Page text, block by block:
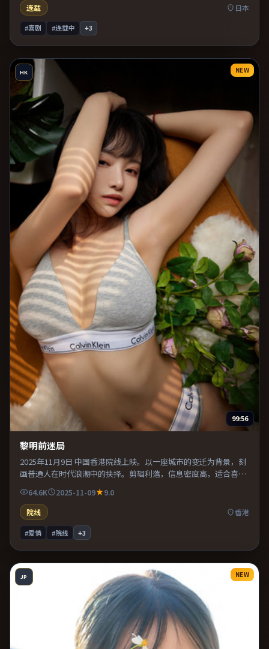
连载
日本
#喜剧 #连载中 +3
HK NEW
99:56
黎明前迷局
2025年11月9日 中国香港院线上映。以一座城市的变迁为背景，刻
画普通人在时代浪潮中的抉择。剪辑利落，信息密度高，适合喜欢
烧脑与推理的观众。整体完成度较高，适合周末一口气看完。
64.6K 2025-11-09
9.0
院线
香港
#爱情 #院线 +3
JP NEW